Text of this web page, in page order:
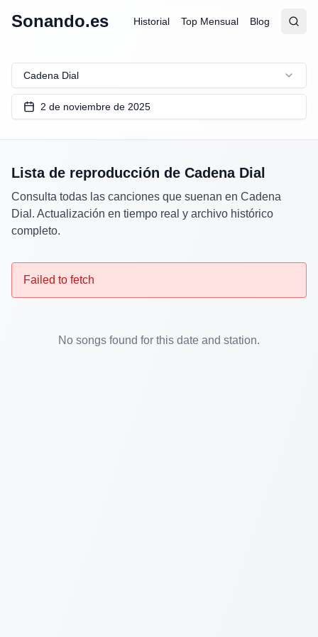
Sonando.es Historial Top Mensual Blog
Abrir
Cadena Dial
2 de noviembre de 2025
Lista de reproducción de Cadena Dial
Consulta todas las canciones que suenan en Cadena
Dial . Actualización en tiempo real y archivo histórico
completo.
Failed to fetch
No songs found for this date and station.